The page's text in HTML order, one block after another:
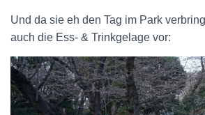
Und da sie eh den Tag im Park
auch die Ess- & Trinkgelage vor: